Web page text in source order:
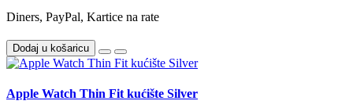
Diners, PayPal, Kartice na rate
Dodaj u košaricu
Apple Watch Thin Fit kućište Silver